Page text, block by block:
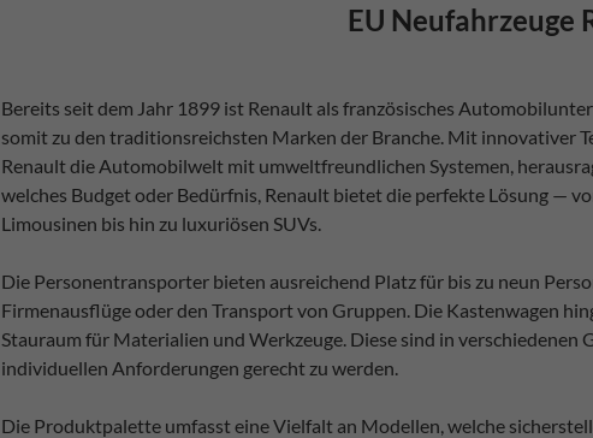
EU Neufahrzeuge
Bereits seit dem Jahr 1899 ist Renault als französisches
somit zu den traditionsreichsten Marken der Branche. Mit innovativer
Renault die Automobilwelt mit umweltfreundlichen Systemen,
welches Budget oder Bedürfnis, Renault bietet die perfekte Lösung —
Limousinen bis hin zu luxuriösen SUVs.
Die Personentransporter bieten ausreichend Platz für bis zu neun
Firmenausflüge oder den Transport von Gruppen. Die Kastenwagen
Stauraum für Materialien und Werkzeuge. Diese sind in
individuellen Anforderungen gerecht zu werden.
Die Produktpalette umfasst eine Vielfalt an Modellen, welche